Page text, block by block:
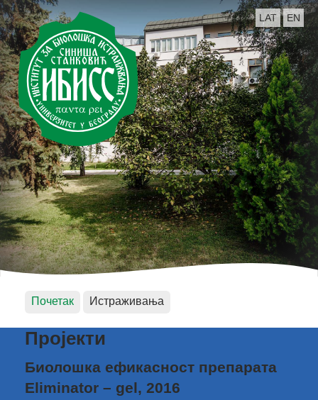
LAT EN
Почетак Истраживања
Пројекти
Биолошка ефикасност препарата
Eliminator – gel, 2016